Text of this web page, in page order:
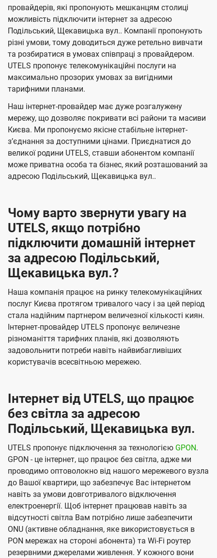
п
а
н
і
ї
U
t
e
l
s
е
л
е
б
а
ч
е
н
н
я
н
н
я
м
е
л
е
б
а
ч
н
н
я
н
н
я
м
провайдерів, які пропонують мешканцям столиці
можливість підключити інтернет за адресою
Подільський, Щекавицька вул.. Компанії пропонують
різні умови, тому доводиться дуже ретельно вивчати
та розбиратися в умовах співпраці з провайдером.
UTELS пропонує телекомунікаційні послуги на
максимально прозорих умовах за вигідними
тарифними планами.
Наш інтернет-провайдер має дуже розгалужену
мережу, що дозволяє покривати всі райони та масиви
Києва. Ми пропонуємо якісне стабільне інтернет-
зʼєднання за доступними цінами. Приєднатися до
великої родини UTELS, ставши абонентом компанії
може приватна особа та бізнес, який розташований за
адресою Подільський, Щекавицька вул..
Чому варто звернути увагу на
UTELS, якщо потрібно
підключити домашній інтернет
за адресою Подільський,
Щекавицька вул.?
Наша компанія працює на ринку телекомунікаційних
послуг Києва протягом тривалого часу і за цей період
стала надійним партнером величезної кількості киян.
Інтернет-провайдер UTELS пропонує величезне
різноманіття тарифних планів, які дозволяють
задовольнити потреби навіть найвибагливіших
користувачів всесвітньою мережею.
Інтернет від UTELS, що працює
без світла за адресою
Подільський, Щекавицька вул.
UTELS пропонує підключення за технологією GPON.
GPON - це інтернет, що працює без світла, адже ми
проводимо оптоволокно від нашого мережевого вузла
до Вашої квартири, що забезпечує Вас інтернетом
навіть за умови довготривалого відключення
електроенергії. Щоб інтернет працював навіть за
відсутності світла Вам потрібно лише забезпечити
ONU (активне обладнання, яке використовується в
PON мережах на стороні абонента) та Wi-Fi роутер
резервними джерелами живлення. У кожного вони